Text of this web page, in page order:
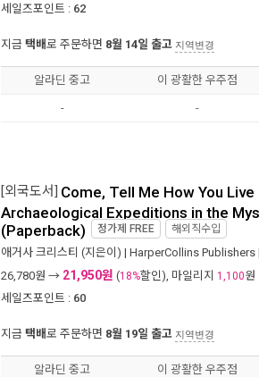
세일즈포인트 : 62
지금 택배로 주문하면 8월 14일 출고 지역변경
알라딘 중고 이 광활한 우주점
- -
[외국도서] Come, Tell Me How You
Archaeological Expeditions in the
(Paperback)
정가제 FREE 해외직수입
애거사 크리스티 (지은이) | HarperCollins Publishers
26,780원 → 21,950원 (18%할인), 마일리지 1,100원
세일즈포인트 : 60
지금 택배로 주문하면 8월 19일 출고 지역변경
알라딘 중고 이 광활한 우주점